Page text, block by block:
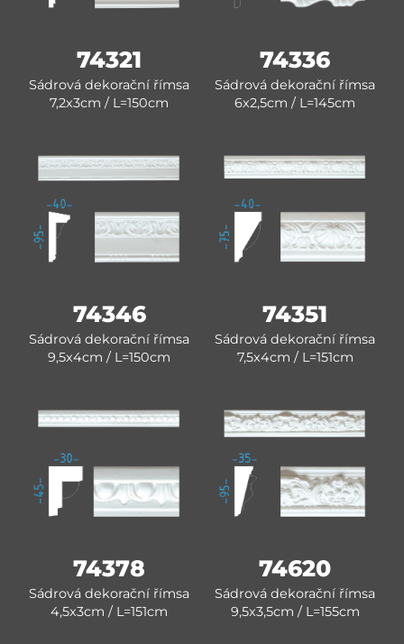
74321
Sádrová dekorační římsa
7,2x3cm / L=150cm
74336
Sádrová dekorační římsa
6x2,5cm / L=145cm
74346
Sádrová dekorační římsa
9,5x4cm / L=150cm
74351
Sádrová dekorační římsa
7,5x4cm / L=151cm
74378
Sádrová dekorační římsa
4,5x3cm / L=151cm
74620
Sádrová dekorační římsa
9,5x3,5cm / L=155cm